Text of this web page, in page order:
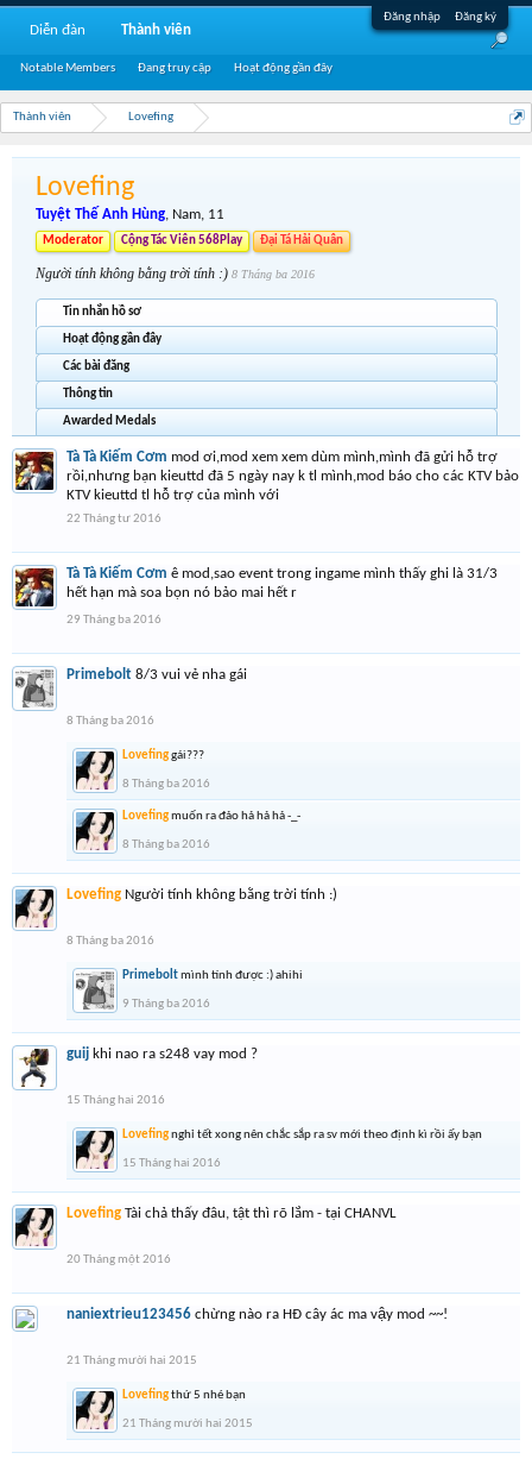
Đăng nhập Đăng ký
Thành viên Lovefing
Lovefing
Tuyệt Thế Anh Hùng, Nam, 11
Moderator Cộng Tác Viên 568Play Đại Tá Hải Quân
Người tính không bằng trời tính :) 8 Tháng ba 2016
Tin nhắn hồ sơ
Hoạt động gần đây
Các bài đăng
Thông tin
Awarded Medals
Tà Tà Kiếm Cơm mod ơi,mod xem xem dùm mình,mình đã gửi hỗ trợ
rồi,nhưng bạn kieuttd đã 5 ngày nay k tl mình,mod báo cho các KTV bảo
KTV kieuttd tl hỗ trợ của mình với
22 Tháng tư 2016
Tà Tà Kiếm Cơm ê mod,sao event trong ingame mình thấy ghi là 31/3
hết hạn mà soa bọn nó bảo mai hết r
29 Tháng ba 2016
Primebolt 8/3 vui vẻ nha gái
8 Tháng ba 2016
Lovefinggái???
8 Tháng ba 2016
Lovefingmuốn ra đảo hả hả hả -_-
8 Tháng ba 2016
Lovefing Người tính không bằng trời tính :)
8 Tháng ba 2016
Primeboltmình tính được :) ahihi
9 Tháng ba 2016
guij khi nao ra s248 vay mod ?
15 Tháng hai 2016
Lovefingnghỉ tết xong nên chắc sắp ra sv mới theo định kì rồi ấy bạn
15 Tháng hai 2016
Lovefing Tài chả thấy đâu, tật thì rõ lắm - tại CHANVL
20 Tháng một 2016
naniextrieu123456 chừng nào ra HĐ cây ác ma vậy mod ~~!
21 Tháng mười hai 2015
Lovefingthứ 5 nhé bạn
21 Tháng mười hai 2015
Diễn đàn Thành viên
Notable Members Đang truy cập Hoạt động gần đây